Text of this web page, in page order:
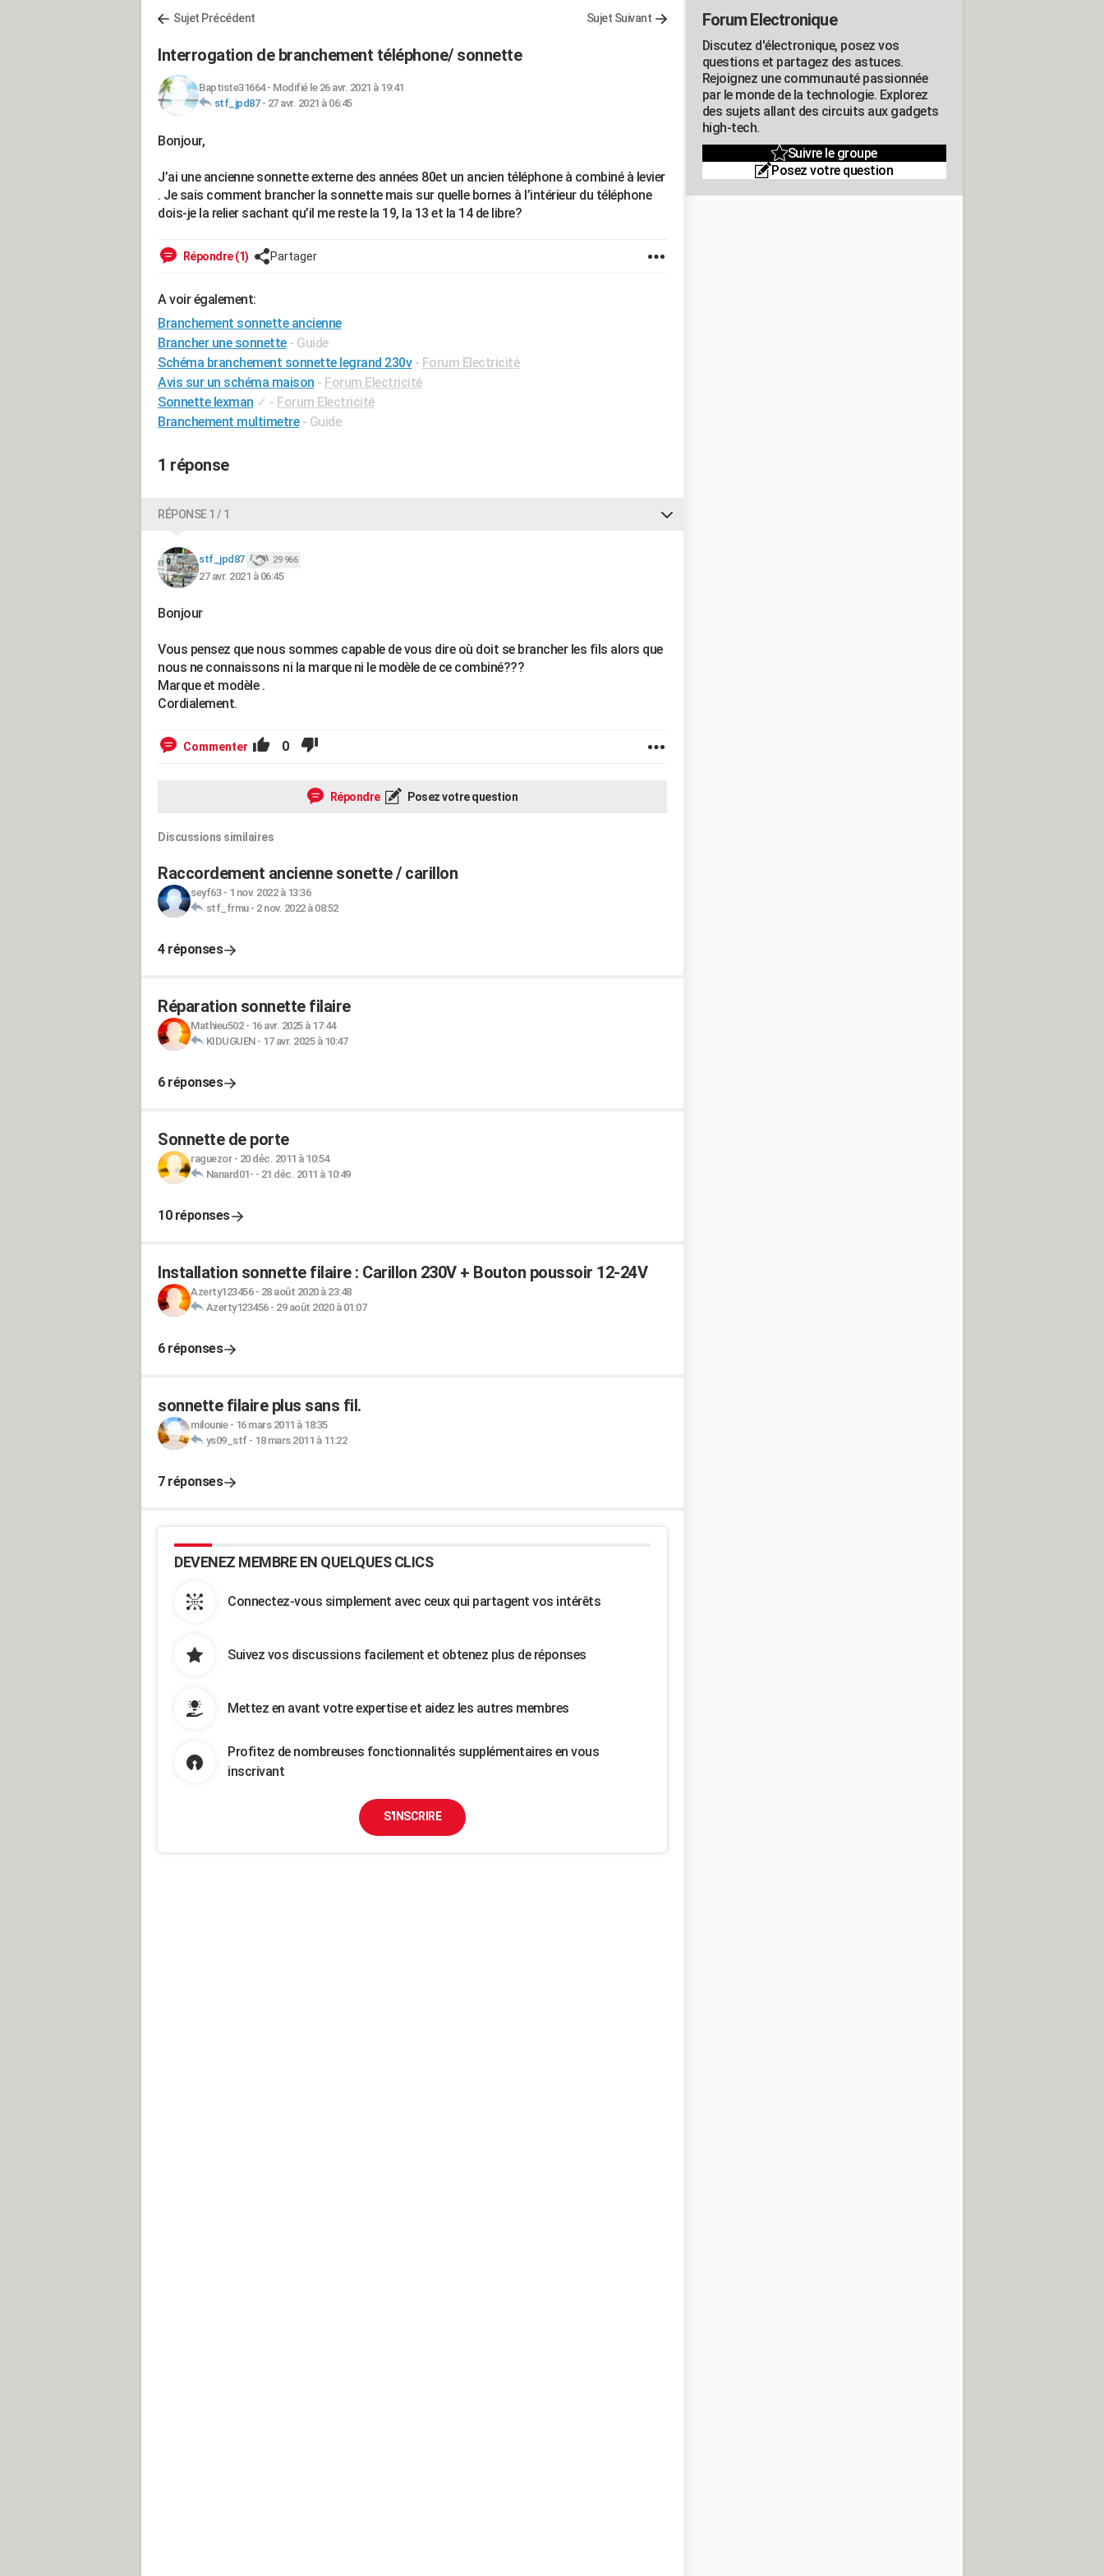
Sujet Précédent Sujet Suivant
Interrogation de branchement téléphone/ sonnette
Baptiste31664- Modifié le 26 avr. 2021 à 19:41
stf_jpd87- 27 avr. 2021 à 06:45
Bonjour,
J’ai une ancienne sonnette externe des années 80et un ancien téléphone à combiné à levier
. Je sais comment brancher la sonnette mais sur quelle bornes à l’intérieur du téléphone
dois-je la relier sachant qu’il me reste la 19, la 13 et la 14 de libre?
Répondre (1) Partager
A voir également:
Branchement sonnette ancienne
Brancher une sonnette - Guide
Schéma branchement sonnette legrand 230v - Forum Electricité
Avis sur un schéma maison - Forum Electricité
Sonnette lexman ✓ - Forum Electricité
Branchement multimetre - Guide
1 réponse
RÉPONSE 1 / 1
stf_jpd87 29 966
27 avr. 2021 à 06:45
Bonjour
Vous pensez que nous sommes capable de vous dire où doit se brancher les fils alors que
nous ne connaissons ni la marque ni le modèle de ce combiné???
Marque et modèle .
Cordialement.
Commenter 0
Répondre Posez votre question
Discussions similaires
Raccordement ancienne sonette / carillon
seyf63- 1 nov. 2022 à 13:36
stf_frmu- 2 nov. 2022 à 08:52
4 réponses
Réparation sonnette filaire
Mathieu502- 16 avr. 2025 à 17:44
KIDUGUEN- 17 avr. 2025 à 10:47
6 réponses
Sonnette de porte
raguezor- 20 déc. 2011 à 10:54
Nanard01- - 21 déc. 2011 à 10:49
10 réponses
Installation sonnette filaire : Carillon 230V + Bouton poussoir 12-24V
Azerty123456- 28 août 2020 à 23:48
Azerty123456- 29 août 2020 à 01:07
6 réponses
sonnette filaire plus sans fil.
milounie- 16 mars 2011 à 18:35
ys09_stf- 18 mars 2011 à 11:22
7 réponses
DEVENEZ MEMBRE EN QUELQUES CLICS
Connectez-vous simplement avec ceux qui partagent vos intérêts
Suivez vos discussions facilement et obtenez plus de réponses
Mettez en avant votre expertise et aidez les autres membres
Profitez de nombreuses fonctionnalités supplémentaires en vous
inscrivant
S'INSCRIRE
Forum Electronique
Discutez d'électronique, posez vos
questions et partagez des astuces.
Rejoignez une communauté passionnée
par le monde de la technologie. Explorez
des sujets allant des circuits aux gadgets
high-tech.
Suivre le groupe
Posez votre question